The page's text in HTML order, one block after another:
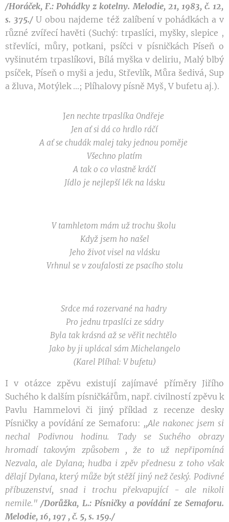
/Horáček, F.: Pohádky z kotelny. Melodie, 21, 1983, č. 12,
s. 375./ U obou najdeme též zalíbení v pohádkách a v
různé zvířecí havěti (Suchý: trpaslíci, myšky, slepice ,
střevlíci, můry, potkani, psíčci v písničkách Píseň o
vyšinutém trpaslíkovi, Bílá myška v deliriu, Malý blbý
psíček, Píseň o myši a jedu, Střevlík, Můra šedivá, Sup
a žluva, Motýlek ...; Plíhalovy písně Myš, V bufetu aj.).
Jen nechte trpaslíka Ondřeje
Jen ať si dá co hrdlo ráčí
A ať se chudák malej taky jednou poměje
Všechno platím
A tak o co vlastně kráčí
Jídlo je nejlepší lék na lásku
V tamhletom mám už trochu školu
Když jsem ho našel
Jeho život visel na vlásku
Vrhnul se v zoufalosti ze psacího stolu
Srdce má rozervané na hadry
Pro jednu trpaslíci ze sádry
Byla tak krásná až se věřit nechtělo
Jako by ji uplácal sám Michelangelo
(Karel Plíhal: V bufetu)
I v otázce zpěvu existují zajímavé příměry Jiřího
Suchého k dalším písničkářům, např. civilností zpěvu k
Pavlu Hammelovi či jiný příklad z recenze desky
Písničky a povídání ze Semaforu: ,,Ale nakonec jsem si
nechal Podivnou hodinu. Tady se Suchého obrazy
hromadí takovým způsobem , že to už nepřipomíná
Nezvala, ale Dylana; hudba i zpěv přednesu z toho však
dělají Dylana, který může být stěží jiný než český. Podivné
příbuzenství, snad i trochu překvapující - ale nikoli
nemile." /Dorůžka, L.: Písničky a povídání ze Semaforu.
Melodie, 16, 197 , č. 5, s. 159./